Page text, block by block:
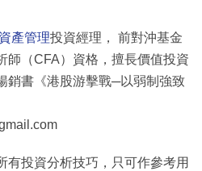
產管理投資經理， 前對沖基金
師（CFA）資格，擅長價值投資
銷書《港股游擊戰─以弱制強致
有投資分析技巧，只可作參考用